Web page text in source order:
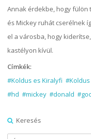
Annak érdekbe, hogy fülön
és Mickey ruhát cserélnek
el a városba, hogy
kastélyon kívül.
Címkék:
#Koldus es Kiralyfi
#hd #mickey #donald
Keresés